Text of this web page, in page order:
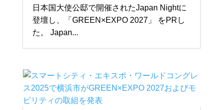
日本国大使公邸で開催されたJapan Nightに
登壇し、「GREEN×EXPO 2027」 をPRし
た。 Japan...